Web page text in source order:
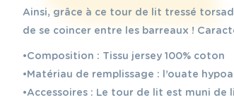
Ainsi, grâce à ce tour de lit tressé
de se coincer entre les barreaux !
•Composition : Tissu jersey 100% coton
•Matériau de remplissage : l’ouate
•Accessoires : Le tour de lit est muni